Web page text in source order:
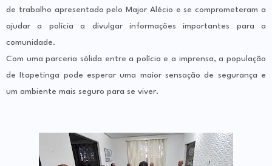
de trabalho apresentado pelo Major Alécio e se comprometeram a
ajudar a polícia a divulgar informações importantes para a
comunidade.
Com uma parceria sólida entre a polícia e a imprensa, a população
de Itapetinga pode esperar uma maior sensação de segurança e
um ambiente mais seguro para se viver.